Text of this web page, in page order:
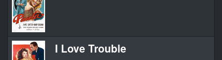
I Love Trouble